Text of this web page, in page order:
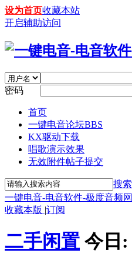
设为首页收藏本站
开启辅助访问
密码
首页
一键电音论坛BBS
KX驱动下载
唱歌演示效果
无效附件帖子提交
搜索
一键电音-电音软件-极度音频网
收藏本版 |订阅
二手闲置 今日: